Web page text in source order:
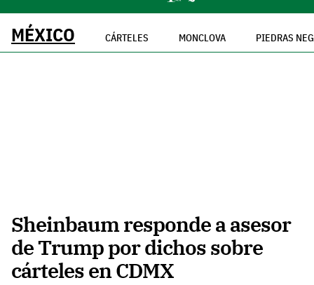
MÉXICO CÁRTELES MONCLOVA PIEDRAS
Sheinbaum responde a asesor
de Trump por dichos sobre
cárteles en CDMX